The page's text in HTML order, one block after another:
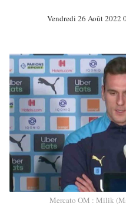
Vendredi 26 Août 2022
Mercato OM : Milik